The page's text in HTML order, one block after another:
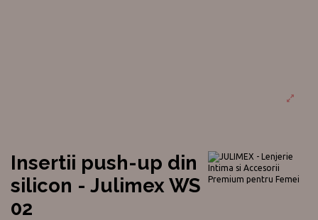
Insertii push-up din
silicon - Julimex WS
02